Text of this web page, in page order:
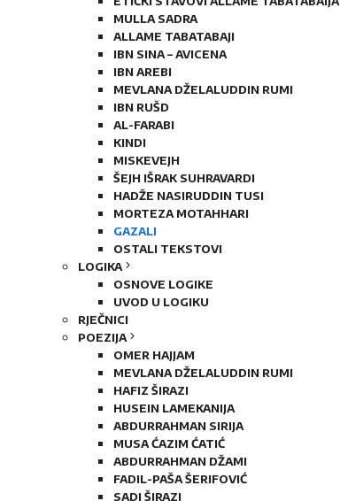
MULLA SADRA
ALLAME TABATABAJI
IBN SINA – AVICENA
IBN AREBI
MEVLANA DŽELALUDDIN RUMI
IBN RUŠD
AL-FARABI
KINDI
MISKEVEJH
ŠEJH IŠRAK SUHRAVARDI
HADŽE NASIRUDDIN TUSI
MORTEZA MOTAHHARI
GAZALI
OSTALI TEKSTOVI
LOGIKA
OSNOVE LOGIKE
UVOD U LOGIKU
RJEČNICI
POEZIJA
OMER HAJJAM
MEVLANA DŽELALUDDIN RUMI
HAFIZ ŠIRAZI
HUSEIN LAMEKANIJA
ABDURRAHMAN SIRIJA
MUSA ĆAZIM ĆATIĆ
ABDURRAHMAN DŽAMI
FADIL-PAŠA ŠERIFOVIĆ
SADI ŠIRAZI